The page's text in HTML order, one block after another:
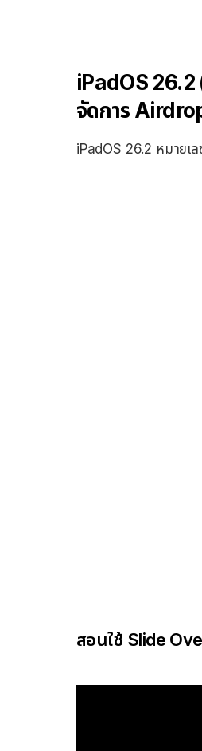
iPadOS 26.2
จัดการ
iPadOS 26.2 หมายเ
สอนใช้ Slide